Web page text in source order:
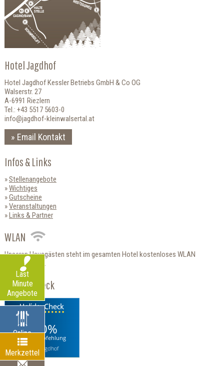
Hotel Jagdhof
Hotel Jagdhof Kessler Betriebs GmbH & Co OG
Walserstr. 27
A-6991 Riezlern
Tel.: +43 5517 5603-0
info@jagdhof-kleinwalsertal.at
Email Kontakt
Infos & Links
Stellenangebote
Wichtiges
Gutscheine
Veranstaltungen
Links & Partner
WLAN
Unseren Hausgästen steht im gesamten Hotel kostenloses WLAN
zur Verfügung.
HolidayCheck
100%
Weiterempfehlung
Hotel Jagdhof
Online
Verleih
Last
Minute
Angebote
Merkzettel